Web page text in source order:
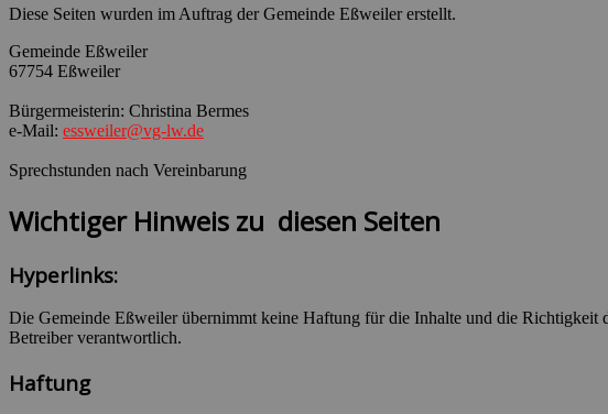
Diese Seiten wurden im Auftrag der Gemeinde Eßweiler erstellt.
Gemeinde Eßweiler
67754 Eßweiler
Bürgermeisterin: Christina Bermes
e-Mail: essweiler@vg-lw.de
Sprechstunden nach Vereinbarung
Wichtiger Hinweis zu diesen Seiten
Hyperlinks:
Die Gemeinde Eßweiler übernimmt keine Haftung für die Inhalte und die Richtigkeit
Betreiber verantwortlich.
Haftung